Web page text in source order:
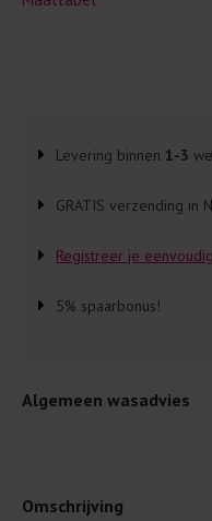
Levering binnen 1-3
GRATIS verzending in
Registreer je eenvoudig
5% spaarbonus!
Algemeen wasadvies
Omschrijving